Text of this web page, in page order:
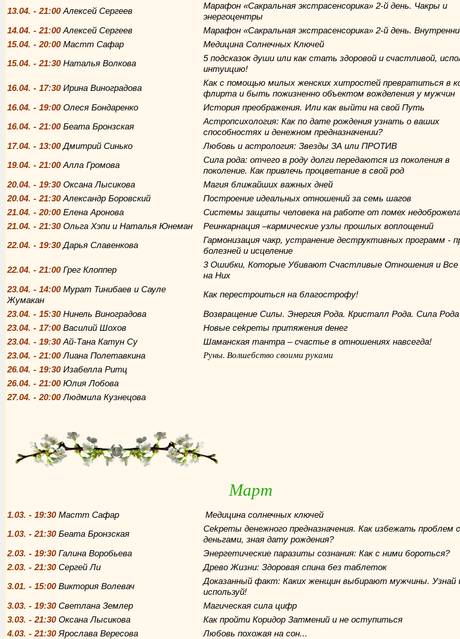
13.04. - 21:00Алексей Сергеев
Марафон «Сакральная экстрасенсорика» 2-й день. Чакры и
энергоцентры
14.04. - 21:00Алексей Сергеев
Марафон «Сакральная экстрасенсорика» 2-й день.
15.04. - 20:00 Мастт Сафар
Медицина Солнечных Ключей
15.04. - 21:30 Наталья Волкова
5 подсказок души или как стать здоровой и счастливой,
интуицию!
16.04. - 17:30 Ирина Виноградова Какс помощью милых женских хитростей превратиться в
флирта и быть пожизненно объектом вожделения у мужчин
16.04. - 19:00 Олеся Бондаренко
История преображения. Или как выйти на свой Путь
16.04. - 21:00 Беата Бронзская
Астропсихология: Как по дате рождения узнать о ваших
способностях и денежном предназначении?
17.04. - 13:00Дмитрий Синько
Любовь и астрология: Звезды ЗА или ПРОТИВ
19.04. - 21:00Алла Громова
Сила рода: отчего в роду долги передаются из поколения в
поколение. Как привлечь процветание в свой род
20.04. - 19:30 Оксана Лысикова
Магия ближайших важных дней
20.04. - 21:30Александр Боровский
Построение идеальных отношений за семь шагов
21.04. - 20:00 Елена Аронова
Системы защиты человека на paбome от помех
21.04. - 21:30 Ольга Хэпи и Наталья Юнеман
Реинкарнация –кармические узлы прошлых воплощений
22.04. - 19:30Дарья Славенкова
Гармонизация чакр, устранение деструктивных программ -
болезней и исцеление
22.04. - 21:00 Грег Клоппер
3 Ошибки, Которые Убивают Счастливые Отношения и
на Них
23.04. - 14:00 Мурат Тинибаев и Сауле
Жумакан
Как перестроиться на благострофу!
23.04. - 15:30 Нинель Виноградова
Возвращение Силы. Энергия Рода. Кристалл Рода. Сила Рода
23.04. - 17:00 Василий Шохов
Новые cekpemы притяжения deнeг
23.04. - 19:30Ай-Тана Катун Су
Шаманская тантра – счастье в отношениях навсегда!
23.04. - 21:00Лиана Полетавкина Руны. Волшебство своими руками
26.04. - 19:30 Изабелла Ритц
26.04. - 21:00 Юлия Лобова
27.04. - 20:00Людмила Кузнецова
Март
1.03. - 19:30 Мастт Сафар
Медицина солнечных ключей
1.03. - 21:30 Беата Бронзская
Сekреты дeнeжного предназначения. Как избежать проблем с
дeньгами, зная дату рождения?
2.03. - 19:30 Галина Воробьева
Энергетические паразиты сознания: Как с ними бороться?
2.03. - 21:30 Сергей Ли
Древо Жизни: Здоровая спина без таблеток
3.01. - 15:00 Виктория Волевач
Доказанный фaкт: Каких женщин выбирают мужчины. Узнaй
uспользуй!
3.03. - 19:30 Светлана Землер
Магическая сила цифр
3.03. - 21:30 Оксана Лысикова
Как пройти Коридор Затмений и не оступиться
4.03. - 21:30Ярослава Вересова
Любовь похожая на сон...